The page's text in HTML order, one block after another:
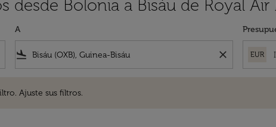
desde Bolonia a Bisáu de Royal Air
A
flight_land close EUR
Ajuste sus filtros.